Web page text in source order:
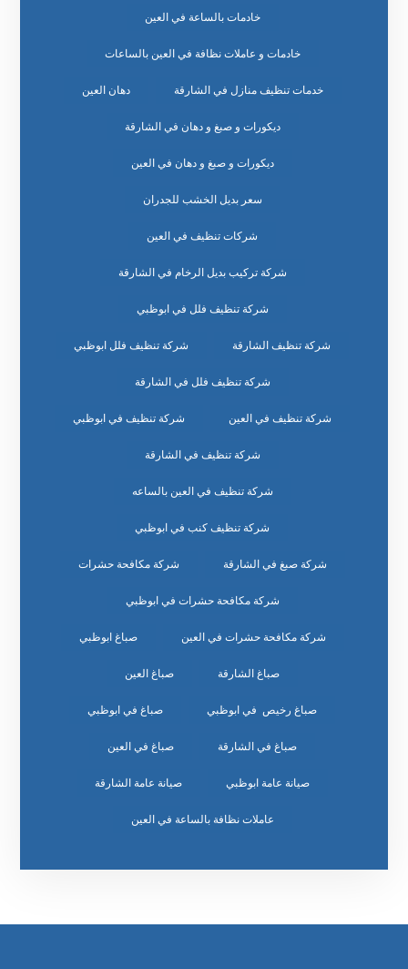
خادمات بالساعة في العين
خادمات و عاملات نظافة في العين بالساعات
خدمات تنظيف منازل في الشارقة دهان العين
ديكورات و صبغ و دهان في الشارقة
ديكورات و صبغ و دهان في العين
سعر بديل الخشب للجدران
شركات تنظيف في العين
شركة تركيب بديل الرخام في الشارقة
شركة تنظيف فلل في ابوظبي
شركة تنظيف الشارقة شركة تنظيف فلل ابوظبي
شركة تنظيف فلل في الشارقة
شركة تنظيف في العين شركة تنظيف في ابوظبي
شركة تنظيف في الشارقة
شركة تنظيف في العين بالساعه
شركة تنظيف كنب في ابوظبي
شركة صبغ في الشارقة شركة مكافحة حشرات
شركة مكافحة حشرات في ابوظبي
شركة مكافحة حشرات في العين صباغ ابوظبي
صباغ الشارقة صباغ العين
صباغ رخيص في ابوظبي صباغ في ابوظبي
صباغ في الشارقة صباغ في العين
صيانة عامة ابوظبي صيانة عامة الشارقة
عاملات نظافة بالساعة في العين